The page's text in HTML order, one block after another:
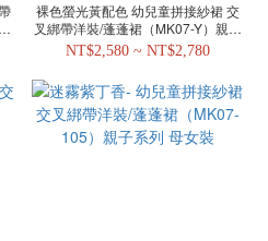
裸色螢光黃配色 幼兒童拼接紗裙 交
叉綁帶洋裝/蓬蓬裙（MK07-Y）親子
系列 母女裝
NT$2,580 ~ NT$2,780